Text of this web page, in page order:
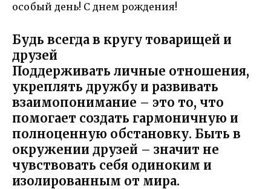
особый день! С днем рождения!
Будь всегда в кругу товарищей и
друзей
Поддерживать личные отношения,
укреплять дружбу и развивать
взаимопонимание – это то, что
помогает создать гармоничную и
полноценную обстановку. Быть в
окружении друзей – значит не
чувствовать себя одиноким и
изолированным от мира.